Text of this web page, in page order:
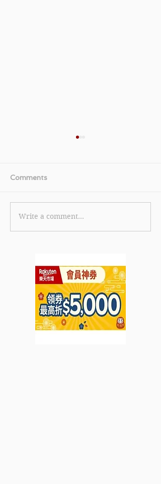
【HELENA
RUBINSTEIN HR優
雙倍積分 (優惠到2022年
3月24日)
Comments
Write a comment...